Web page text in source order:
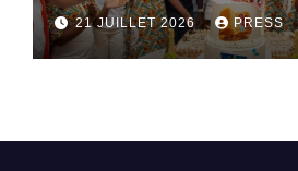
Le SACERDOCE
célèbre ses 16 ans
d’existence
21 JUILLET 2026 PRESS